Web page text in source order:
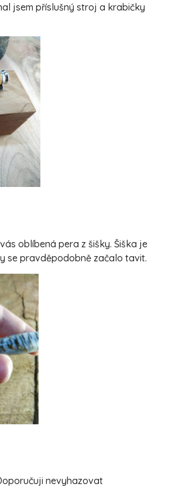
jsem příslušný stroj a krabičky
oblíbená pera z šišky. Šiška je
se pravděpodobně začalo tavit.
nevyhazovat